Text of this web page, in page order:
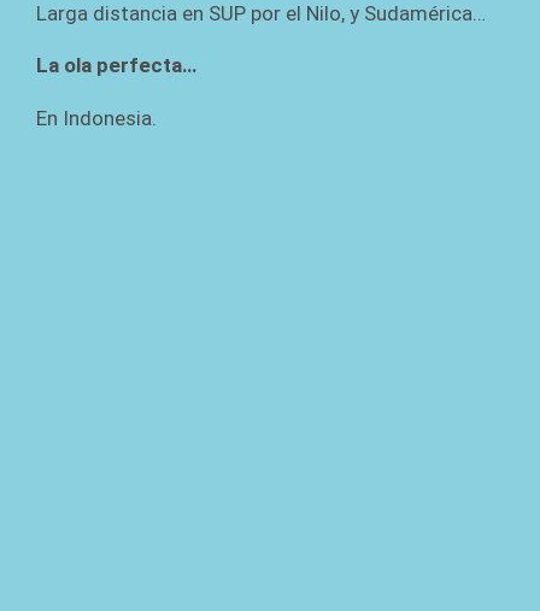
Larga distancia en SUP por el Nilo, y Sudamérica…
La ola perfecta…
En Indonesia.